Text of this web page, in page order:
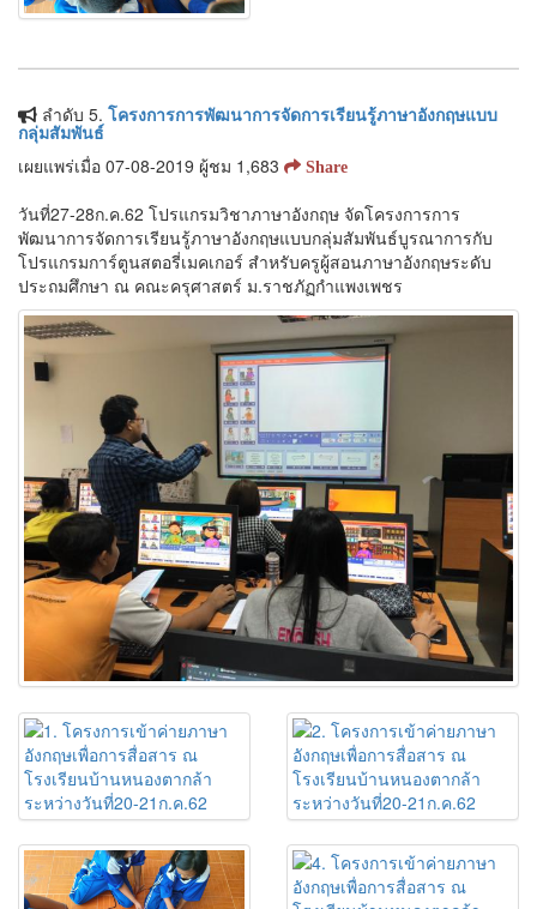
ลำดับ 5. โครงการการพัฒนาการจัดการเรียนรู้ภาษาอังกฤษแบบ
กลุ่มสัมพันธ์
เผยแพร่เมื่อ 07-08-2019 ผู้ชม 1,683
Share
วันที่27-28ก.ค.62 โปรแกรมวิชาภาษาอังกฤษ จัดโครงการการ
พัฒนาการจัดการเรียนรู้ภาษาอังกฤษแบบกลุ่มสัมพันธ์บูรณาการกับ
โปรแกรมการ์ตูนสตอรี่เมคเกอร์ สำหรับครูผู้สอนภาษาอังกฤษระดับ
ประถมศึกษา ณ คณะครุศาสตร์ ม.ราชภัฏกำแพงเพชร